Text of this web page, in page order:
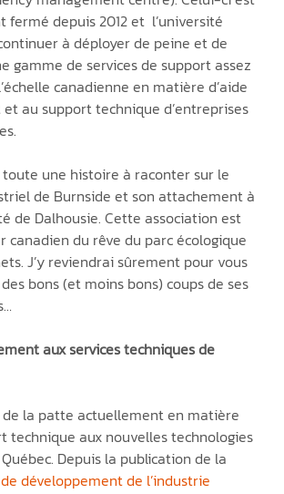
fermé depuis 2012 et  l’université
à déployer de peine et de
gamme de services de support assez
canadienne en matière d’aide
au support technique d’entreprises
une histoire à raconter sur le
de Burnside et son attachement à
de Dalhousie. Cette association est
canadien du rêve du parc écologique
J’y reviendrai sûrement pour vous
bons (et moins bons) coups de ses
aux services techniques de
la patte actuellement en matière
technique aux nouvelles technologies
Depuis la publication de la
développement de l’industrie